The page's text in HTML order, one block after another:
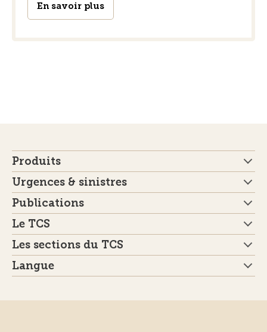
En savoir plus
Produits
Urgences & sinistres
Publications
Le TCS
Les sections du TCS
Langue